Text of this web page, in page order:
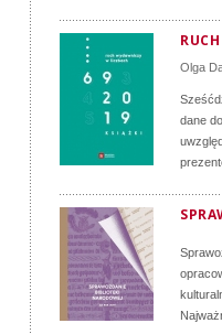
Olga
dane